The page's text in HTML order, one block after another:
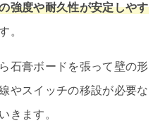
強度や耐久性が安定しやす
。
石膏ボードを張って壁の形
やスイッチの移設が必要な
きます。